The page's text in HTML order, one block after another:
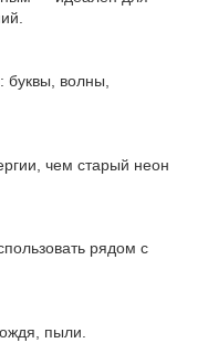
буквы, волны,
чем старый неон
рядом с
пыли.